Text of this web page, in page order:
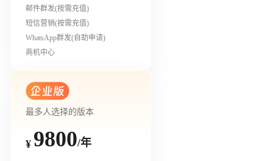
邮件群发(按需充值)
短信营销(按需充值)
WhatsApp群发(自助申请)
商机中心
最多人选择的版本
¥ 9800/年